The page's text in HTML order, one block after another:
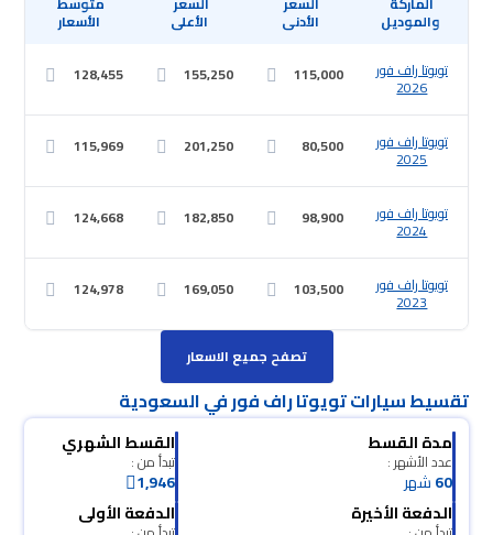
تويوتا راف فور
2026
115,000
155,250
128,455
تويوتا راف فور
2025
80,500
201,250
115,969
تويوتا راف فور
2024
98,900
182,850
124,668
تويوتا راف فور
2023
103,500
169,050
124,978
تصفح جميع الاسعار
تقسيط سيارات تويوتا راف فور في السعودية
مدة القسط
عدد الأشهر :
60شهر
القسط الشهري
تبدأ من :
1,946
الدفعة الأخيرة
الدفعة الأولى